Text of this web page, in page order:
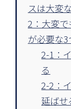
スは大変
2：大変
が必要な
2-1：
る
2-2：
延ばせ